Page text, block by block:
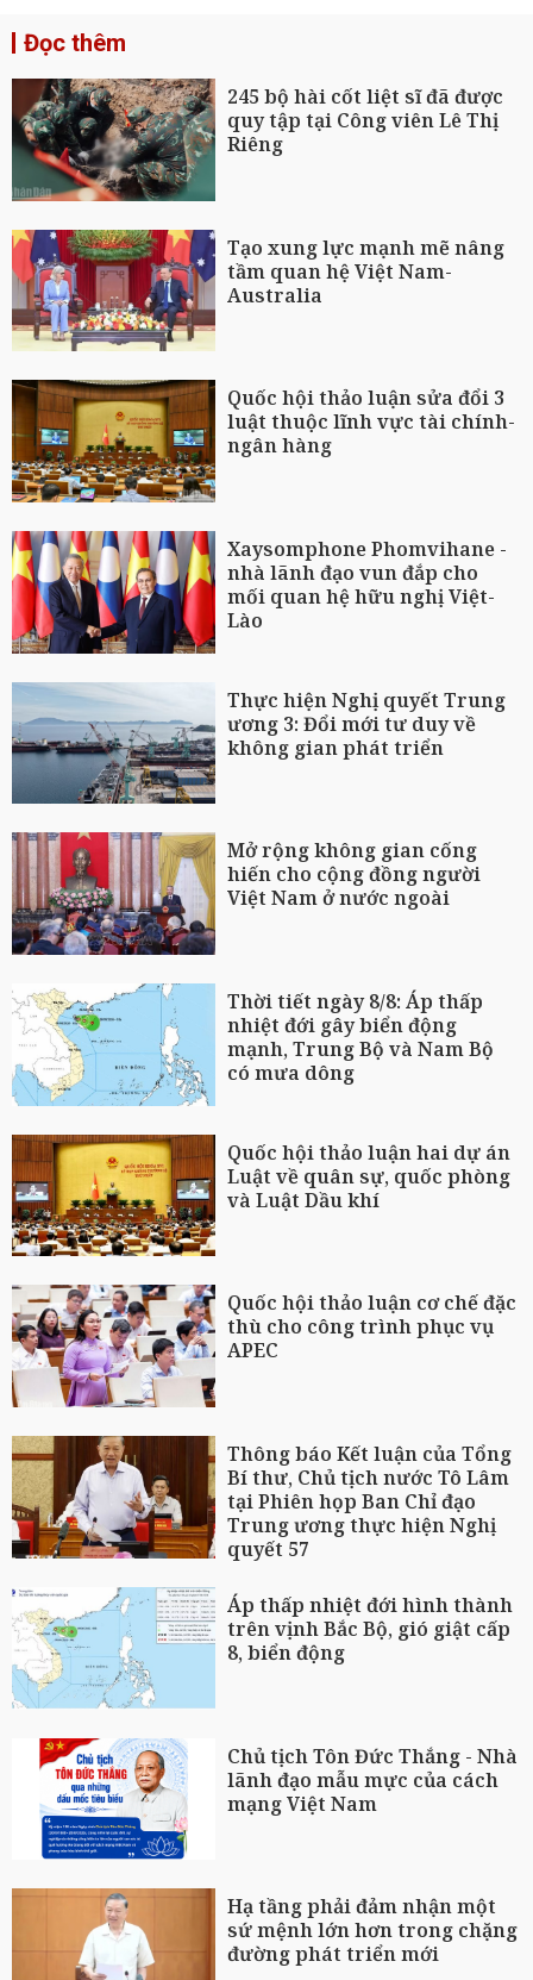
Đọc thêm
245 bộ hài cốt liệt sĩ đã được
quy tập tại Công viên Lê Thị
Riêng
Tạo xung lực mạnh mẽ nâng
tầm quan hệ Việt Nam-
Australia
Quốc hội thảo luận sửa đổi 3
luật thuộc lĩnh vực tài chính-
ngân hàng
Xaysomphone Phomvihane -
nhà lãnh đạo vun đắp cho
mối quan hệ hữu nghị Việt-
Lào
Thực hiện Nghị quyết Trung
ương 3: Đổi mới tư duy về
không gian phát triển
Mở rộng không gian cống
hiến cho cộng đồng người
Việt Nam ở nước ngoài
Thời tiết ngày 8/8: Áp thấp
nhiệt đới gây biển động
mạnh, Trung Bộ và Nam Bộ
có mưa dông
Quốc hội thảo luận hai dự án
Luật về quân sự, quốc phòng
và Luật Dầu khí
Quốc hội thảo luận cơ chế đặc
thù cho công trình phục vụ
APEC
Thông báo Kết luận của Tổng
Bí thư, Chủ tịch nước Tô Lâm
tại Phiên họp Ban Chỉ đạo
Trung ương thực hiện Nghị
quyết 57
Áp thấp nhiệt đới hình thành
trên vịnh Bắc Bộ, gió giật cấp
8, biển động
Chủ tịch Tôn Đức Thắng - Nhà
lãnh đạo mẫu mực của cách
mạng Việt Nam
Hạ tầng phải đảm nhận một
sứ mệnh lớn hơn trong chặng
đường phát triển mới